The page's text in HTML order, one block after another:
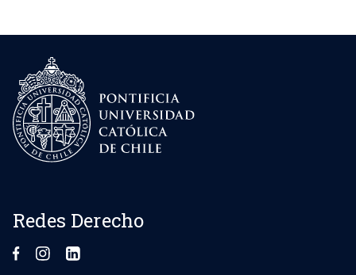
Redes Derecho